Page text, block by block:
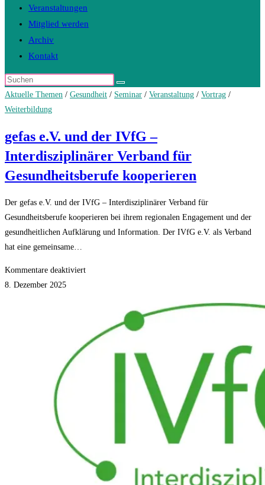
Veranstaltungen
Mitglied werden
Archiv
Kontakt
Diese
Website
durchsuchen
Aktuelle Themen / Gesundheit / Seminar / Veranstaltung / Vortrag /
Weiterbildung
gefas e.V. und der IVfG –
Interdisziplinärer Verband für
Gesundheitsberufe kooperieren
Der gefas e.V. und der IVfG – Interdisziplinärer Verband für
Gesundheitsberufe kooperieren bei ihrem regionalen Engagement und der
gesundheitlichen Aufklärung und Information. Der IVfG e.V. als Verband
hat eine gemeinsame…
Kommentare deaktiviertfür
IVfG
Interdisziplinärer
8. Dezember 2025